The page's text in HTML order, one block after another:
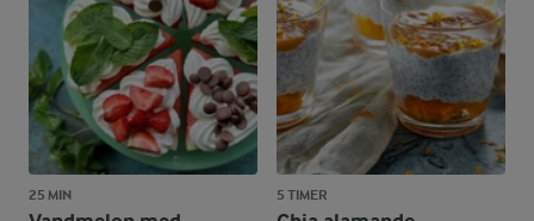
25 MIN 5 TIMER